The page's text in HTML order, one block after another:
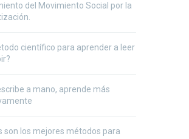
del Movimiento Social por la
científico para aprender a leer
a mano, aprende más
son los mejores métodos para